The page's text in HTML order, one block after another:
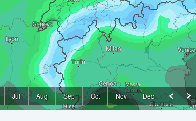
Jul Aug Sep Oct Nov Dec